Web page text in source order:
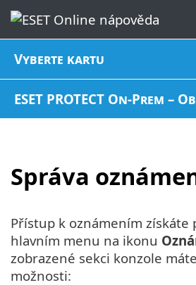
Vyberte kartu
ESET PROTECT On-Prem –
Správa
Přístup k oznámením získáte
hlavním menu na ikonu
zobrazené sekci konzole
možnosti: